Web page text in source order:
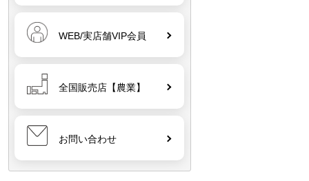
WEB/実店舗VIP会員
全国販売店【農業】
お問い合わせ